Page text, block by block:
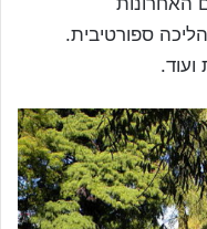
ספורטיבית.